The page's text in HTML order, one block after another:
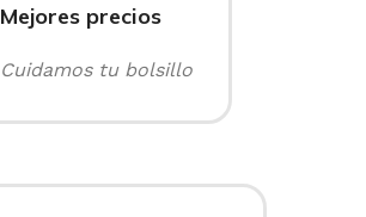
Mejores precios
Cuidamos tu bolsillo